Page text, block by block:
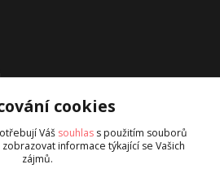
cookies
Váš souhlas s použitím souborů
informace týkající se Vašich
zájmů.